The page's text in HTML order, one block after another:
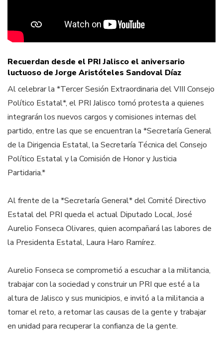
Recuerdan desde el PRI Jalisco el aniversario
luctuoso de Jorge Aristóteles Sandoval Díaz
Al celebrar la *Tercer Sesión Extraordinaria del VIII Consejo
Político Estatal*, el PRI Jalisco tomó protesta a quienes
integrarán los nuevos cargos y comisiones internas del
partido, entre las que se encuentran la *Secretaría General
de la Dirigencia Estatal, la Secretaría Técnica del Consejo
Político Estatal y la Comisión de Honor y Justicia
Partidaria.*
Al frente de la *Secretaría General* del Comité Directivo
Estatal del PRI queda el actual Diputado Local, José
Aurelio Fonseca Olivares, quien acompañará las labores de
la Presidenta Estatal, Laura Haro Ramírez.
Aurelio Fonseca se comprometió a escuchar a la militancia,
trabajar con la sociedad y construir un PRI que esté a la
altura de Jalisco y sus municipios, e invitó a la militancia a
tomar el reto, a retomar las causas de la gente y trabajar
en unidad para recuperar la confianza de la gente.